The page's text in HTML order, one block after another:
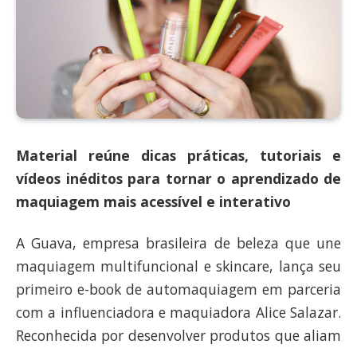
Material reúne dicas práticas, tutoriais e
vídeos inéditos para tornar o aprendizado de
maquiagem mais acessível e interativo
A Guava, empresa brasileira de beleza que une
maquiagem multifuncional e skincare, lança seu
primeiro e-book de automaquiagem em parceria
com a influenciadora e maquiadora Alice Salazar.
Reconhecida por desenvolver produtos que aliam